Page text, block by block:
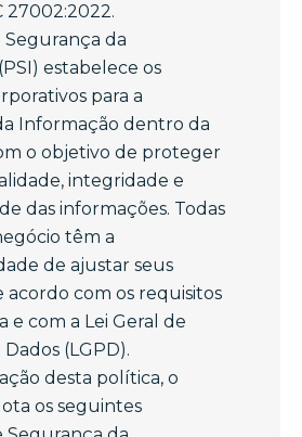
27002:2022.
da
estabelece os
para a
Informação dentro da
o objetivo de proteger
integridade e
das informações. Todas
têm a
de ajustar seus
acordo com os requisitos
e com a Lei Geral de
(LGPD).
desta política, o
os seguintes